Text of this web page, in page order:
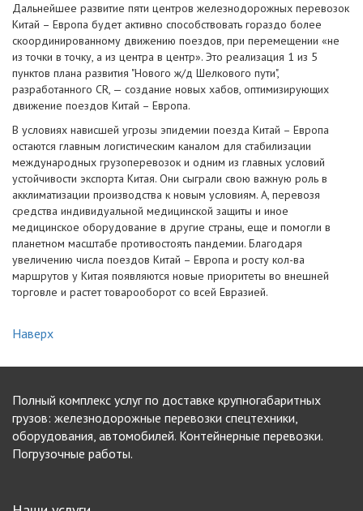
Дальнейшее развитие пяти центров железнодорожных перевозок
Китай – Европа будет активно способствовать гораздо более
скоординированному движению поездов, при перемещении «не
из точки в точку, а из центра в центр». Это реализация 1 из 5
пунктов плана развития "Нового ж/д Шелкового пути",
разработанного CR, — создание новых хабов, оптимизирующих
движение поездов Китай – Европа.
В условиях нависшей угрозы эпидемии поезда Китай – Европа
остаются главным логистическим каналом для стабилизации
международных грузоперевозок и одним из главных условий
устойчивости экспорта Китая. Они сыграли свою важную роль в
акклиматизации производства к новым условиям. А, перевозя
средства индивидуальной медицинской защиты и иное
медицинское оборудование в другие страны, еще и помогли в
планетном масштабе противостоять пандемии. Благодаря
увеличению числа поездов Китай – Европа и росту кол-ва
маршрутов у Китая появляются новые приоритеты во внешней
торговле и растет товарооборот со всей Евразией.
Наверх
Полный комплекс услуг по доставке крупногабаритных
грузов: железнодорожные перевозки спецтехники,
оборудования, автомобилей. Контейнерные перевозки.
Погрузочные работы.